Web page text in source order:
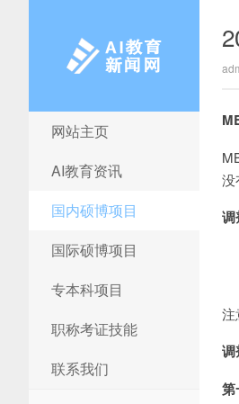
AI教育新闻网
网站主页
AI教育资讯
国内硕博项目
国际硕博项目
专本科项目
职称考证技能
联系我们
没
调
注
调
第